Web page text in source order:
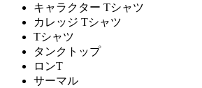
キャラクター Tシャツ
カレッジ Tシャツ
Tシャツ
タンクトップ
ロンT
サーマル